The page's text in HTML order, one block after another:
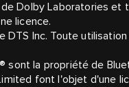
Dolby Laboratories
licence.
Inc. Toute
sont la propriété de
font l'objet d'une